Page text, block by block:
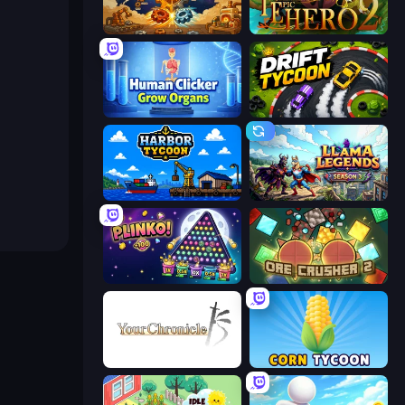
Gear Factory Incremental Epic Hero 2
Human Clicker: Grow Organs Drift Tycoon
Harbor Tycoon Llama Legends
PLINKO! OreCrusher 2
Corn Tycoon